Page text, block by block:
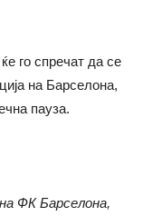
го спречат да се
на Барселона,
пауза.
ФК Барселона,